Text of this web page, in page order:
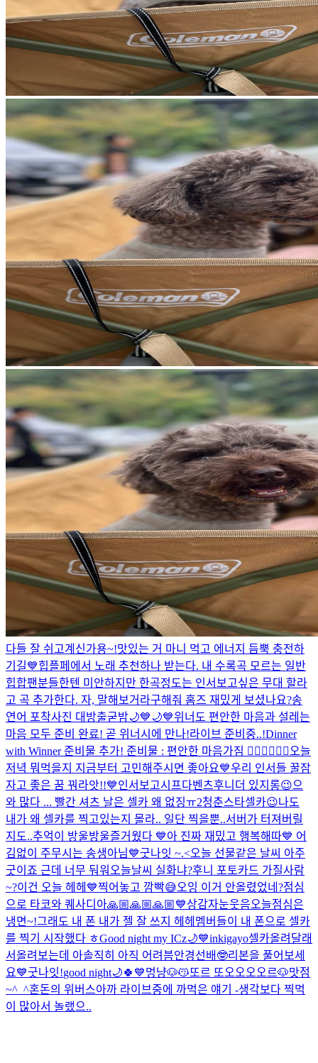
다들 잘 쉬고계신가용~!맛있는 거 마니 먹고 에너지 듬뿍 충전하
기길💙힙플페에서 노래 추천하나 받는다. 내 수록곡 모르는 일반
힙합팬분들한텐 미안하지만 한곡정도는 인서보고싶은 무대 할라
고 곡 추가한다. 자, 말해보거라구해줘 홈즈 재밌게 보셨나요?송
연어 포착사진 대방출굳밤🌙💙🌙💙위너도 편안한 마음과 설레는
마음 모두 준비 완료! 곧 위너시에 만나!라이브 준비중..!Dinner
with Winner 준비물 추가! 준비물 : 편안한 마음가짐 👍🏻💙👍🏻🤍 오늘
저녁 뭐먹을지 지금부터 고민해주시면 좋아요💙우리 인서들 꿀잠
자고 좋은 꿈 꿔라앗!!💙인서보고시프다벤츠후니 더 있지롱😉으
와 많다 ... 빨간 셔츠 날은 셀카 왜 없징ㅠ2청춘스타셀카😉나도
내가 왜 셀카를 찍고있는지 몰라.. 일단 찍을뿐..서버가 터져버릴
지도..추억이 방울방울즐거웠다 💙아 진짜 재밌고 행복해따💙 어
김없이 주무시는 송생아님💙굿나잇 ~.<오늘 선물같은 날씨 아주
굿이죠 근데 너무 둬워 오늘날씨 실화냐?후니 포토카드 가질사람
~?이건 오늘 헤헤💙찍어놓고 깜빡😅오잉 이거 안올렸었네?점심
으로 타코와 퀘사디아🙏🏼🙏🏼🙏🏼💙상감자눈웃음오늘점심은
냉면~!그래도 내 폰 내가 젤 잘 쓰지 헤헤 멤버들이 내 폰으로 셀카
를 찍기 시작했다 ㅎGood night my ICz🌙💙inkigayo셀카올려달래
서올려보는데 아솔직히 아직 어려븜안경선배🤓리본을 풀어보세
요💙굿나잇!good night🌙🍀💙멍냥🐶😽또르 또오오오오르🐶맛점
~^_^혼돈의 위버스아까 라이브중에 까먹은 얘기 -생각보다 찍먹
이 많아서 놀랬으..